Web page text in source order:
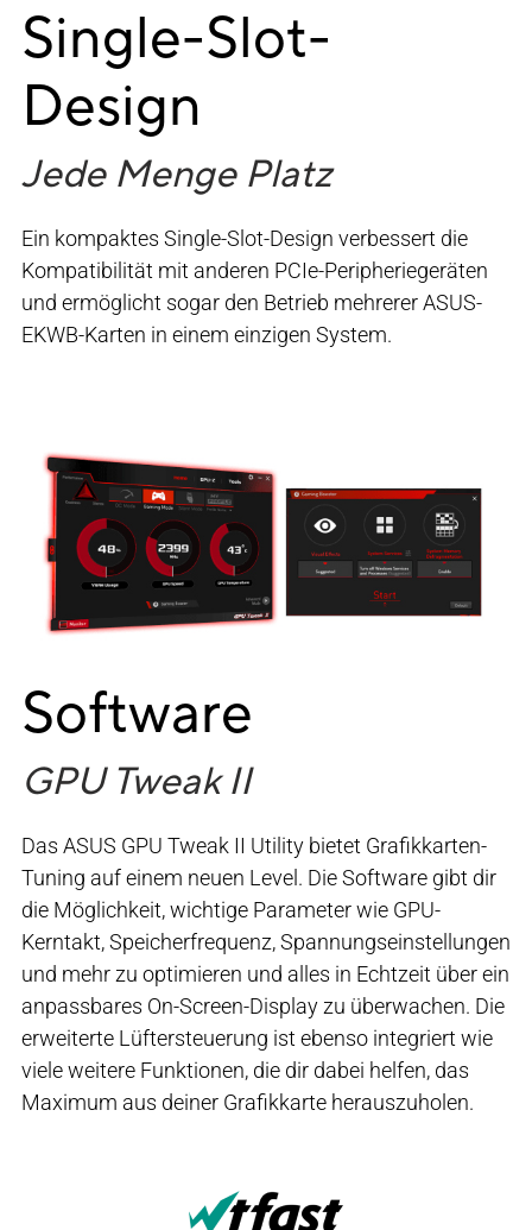
Single-Slot-
Design
Jede Menge Platz
Ein kompaktes Single-Slot-Design verbessert die
Kompatibilität mit anderen PCIe-Peripheriegeräten
und ermöglicht sogar den Betrieb mehrerer ASUS-
EKWB-Karten in einem einzigen System.
Software
GPU Tweak II
Das ASUS GPU Tweak II Utility bietet Grafikkarten-
Tuning auf einem neuen Level. Die Software gibt dir
die Möglichkeit, wichtige Parameter wie GPU-
Kerntakt, Speicherfrequenz, Spannungseinstellungen
und mehr zu optimieren und alles in Echtzeit über ein
anpassbares On-Screen-Display zu überwachen. Die
erweiterte Lüftersteuerung ist ebenso integriert wie
viele weitere Funktionen, die dir dabei helfen, das
Maximum aus deiner Grafikkarte herauszuholen.